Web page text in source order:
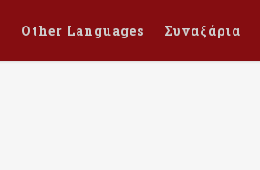
Other Languages Συναξάρια